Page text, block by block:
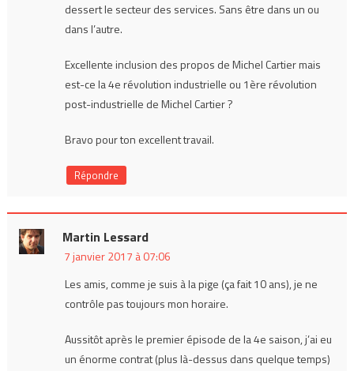
dessert le secteur des services. Sans être dans un ou
dans l’autre.
Excellente inclusion des propos de Michel Cartier mais
est-ce la 4e révolution industrielle ou 1ère révolution
post-industrielle de Michel Cartier ?
Bravo pour ton excellent travail.
Répondre
Martin Lessard
7 janvier 2017 à 07:06
Les amis, comme je suis à la pige (ça fait 10 ans), je ne
contrôle pas toujours mon horaire.
Aussitôt après le premier épisode de la 4e saison, j’ai eu
un énorme contrat (plus là-dessus dans quelque temps)